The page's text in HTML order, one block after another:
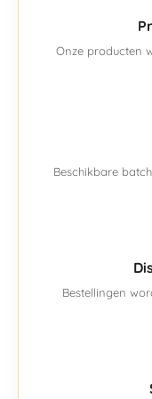
Onze producten
Beschikbare
Bestellingen